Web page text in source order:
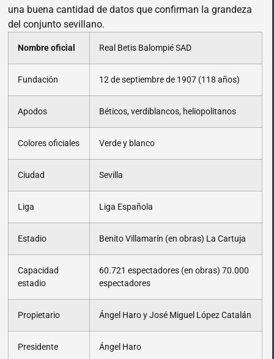
una buena cantidad de datos que confirman la grandeza
del conjunto sevillano.
Nombre oficial Real Betis Balompié SAD
Fundación 12 de septiembre de 1907 (118 años)
Apodos Béticos, verdiblancos, heliopolitanos
Colores oficiales Verde y blanco
Ciudad Sevilla
Liga Liga Española
Estadio Benito Villamarín (en obras) La Cartuja
Capacidad
estadio
60.721 espectadores (en obras) 70.000
espectadores
Propietario Ángel Haro y José Miguel López Catalán
Presidente Ángel Haro